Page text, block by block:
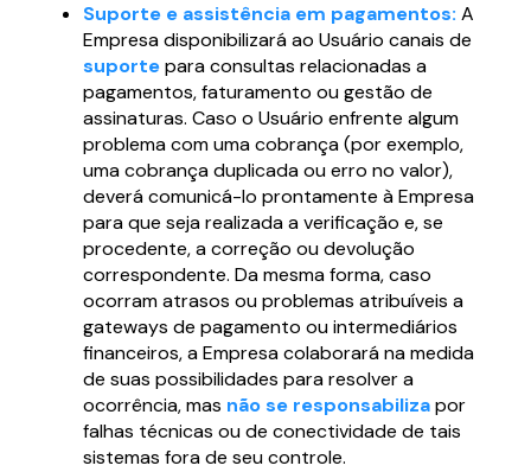
Suporte e assistência em pagamentos: A
Empresa disponibilizará ao Usuário canais de
suportepara consultas relacionadas a
pagamentos, faturamento ou gestão de
assinaturas. Caso o Usuário enfrente algum
problema com uma cobrança (por exemplo,
uma cobrança duplicada ou erro no valor),
deverá comunicá-lo prontamente à Empresa
para que seja realizada a verificação e, se
procedente, a correção ou devolução
correspondente. Da mesma forma, caso
ocorram atrasos ou problemas atribuíveis a
gateways de pagamento ou intermediários
financeiros, a Empresa colaborará na medida
de suas possibilidades para resolver a
ocorrência, mas não se responsabilizapor
falhas técnicas ou de conectividade de tais
sistemas fora de seu controle.